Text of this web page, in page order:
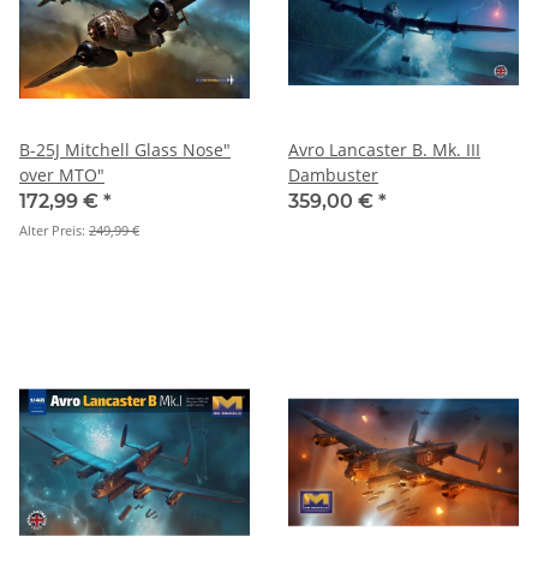
B-25J Mitchell Glass Nose"
over MTO"
172,99 € *
Alter Preis: 249,99 €
Avro Lancaster B. Mk. III
Dambuster
359,00 € *